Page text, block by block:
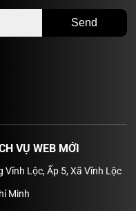
VỤ WEB MỚI
Vĩnh Lộc, Ấp 5, Xã Vĩnh Lộc
Minh